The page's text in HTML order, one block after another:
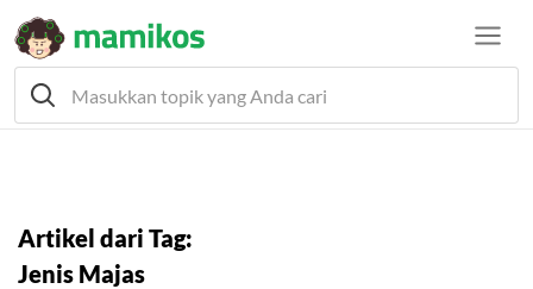
Artikel dari Tag:
Jenis Majas